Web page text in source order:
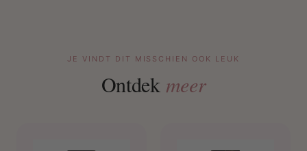
JE VINDT DIT MISSCHIEN OOK LEUK
Ontdek meer